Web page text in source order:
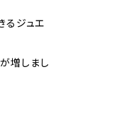
るジュエ
増しまし